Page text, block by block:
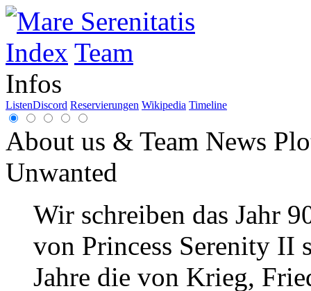
Index Team
Infos
ListenDiscord Reservierungen Wikipedia Timeline
About us & Team News
Unwanted
Wir schreiben das Jahr
von Princess Serenity II
Jahre die von Krieg,